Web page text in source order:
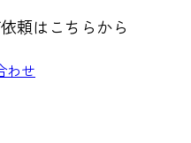
頼はこちらから
わせ